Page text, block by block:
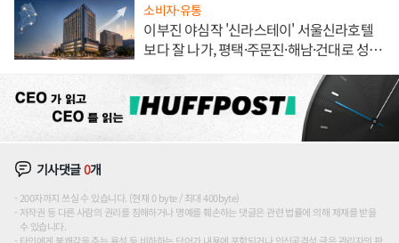
소비자·유통
이부진 야심작 '신라스테이' 서울신라호텔
보다 잘 나가, 평택·주문진·해남·건대로 성
기사댓글0개
200자까지 쓰실 수 있습니다. (현재 0 byte / 최대 400byte)
저작권 등 다른 사람의 권리를 침해하거나 명예를 훼손하는 댓글은 관련 법률에 의해 제재를 받을
수 있습니다.
타인에게 불쾌감을 주는 욕설 등 비하하는 단어가 내용에 포함되거나 인신공격성 글은 관리자의 판